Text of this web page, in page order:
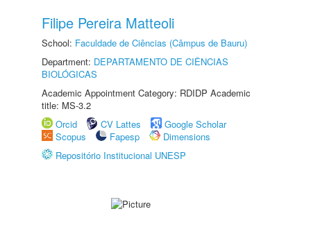
Filipe Pereira Matteoli
School: Faculdade de Ciências (Câmpus de Bauru)
Department: DEPARTAMENTO DE CIÊNCIAS
BIOLÓGICAS
Academic Appointment Category: RDIDP Academic
title: MS-3.2
Orcid
CV Lattes
Google Scholar
Scopus
Fapesp
Dimensions
Repositório Institucional UNESP